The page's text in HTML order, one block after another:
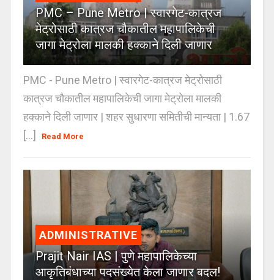
PMC – Pune Metro | स्वारगेट-कात्रज
मेट्रोसाठी कात्रज चौकातील महापालिकेची
जागा मेट्रोला मालकी हक्काने दिली जाणार
PMC - Pune Metro | स्वारगेट-कात्रज मेट्रोसाठी
कात्रज चौकातील महापालिकेची जागा मेट्रोला मालकी
हक्काने दिली जाणार | शहर सुधारणा समितीची मान्यता | 1.67
[...]
Read More
ADMINISTRATIVE
Prajit Nair IAS | पुणे महापालिकेच्या
आकृतिबंधाच्या पदसंख्येत केला जाणार बदल!